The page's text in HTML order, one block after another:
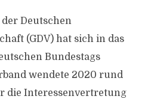
Deutschen
(GDV) hat sich in das
Bundestags
wendete 2020 rund
die Interessenvertretung